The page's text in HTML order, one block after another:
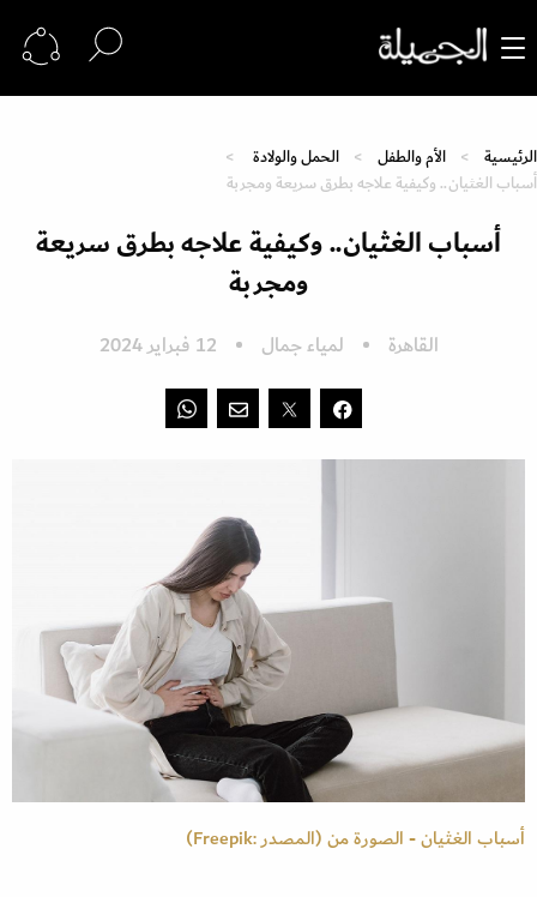
الرئيسية الأم والطفل
الحمل والولادة
أسباب الغثيان.. وكيفية علاجه بطرق سريعة ومجربة
أسباب الغثيان.. وكيفية علاجه بطرق سريعة
ومجربة
القاهرة لمياء جمال 12 فبراير 2024
أسباب الغثيان - الصورة من (المصدر :Freepik)